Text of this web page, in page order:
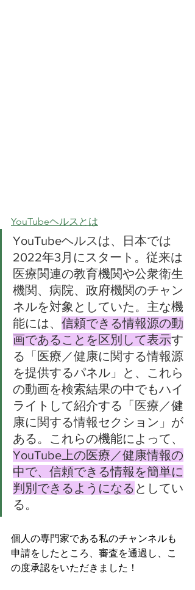
YouTubeヘルスとは
YouTubeヘルスは、日本では
2022年3月にスタート。従来は
医療関連の教育機関や公衆衛生
機関、病院、政府機関のチャン
ネルを対象としていた。主な機
能には、 信頼できる情報源の動
画であることを区別して表示す
る「医療／健康に関する情報源
を提供するパネル」と、これら
の動画を検索結果の中でもハイ
ライトして紹介する「医療／健
康に関する情報セクション」が
ある。これらの機能によって、
YouTube上の医療／健康情報の
中で、信頼できる情報を簡単に
判別できるようになる としてい
る。
個人の専門家である私のチャンネルも
申請をしたところ、審査を通過し、こ
の度承認をいただきました！